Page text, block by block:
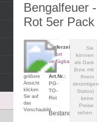
Bengalfeuer -
Rot 5er Pack
Für eine
größere
Ansicht
klicken
Sie auf
das
Vorschaubild
Sie
können
als Gast
(bzw. mit
Ihrem
derzeitigen
Status)
keine
Preise
sehen.
Lieferzeit:
sofort
verfügbar
Art.Nr.:
PG-
TO-
Rot
Bestand: